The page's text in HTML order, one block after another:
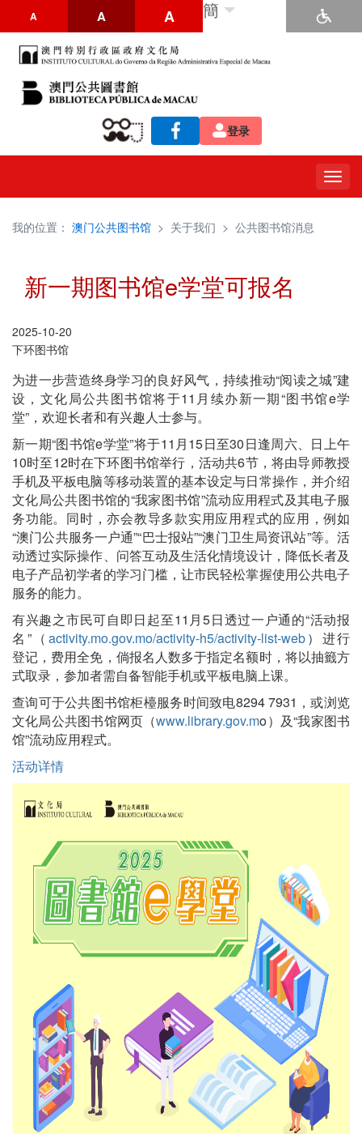
A A A 簡
登录
我的位置： 澳门公共图书馆 > 关于我们 > 公共图书馆消息
新一期图书馆e学堂可报名
2025-10-20
下环图书馆
为进一步营造终身学习的良好风气，持续推动“阅读之城”建
设，文化局公共图书馆将于11月续办新一期“图书馆e学
堂”，欢迎长者和有兴趣人士参与。
新一期“图书馆e学堂”将于11月15日至30日逢周六、日上午
10时至12时在下环图书馆举行，活动共6节，将由导师教授
手机及平板电脑等移动装置的基本设定与日常操作，并介绍
文化局公共图书馆的“我家图书馆”流动应用程式及其电子服
务功能。同时，亦会教导多款实用应用程式的应用，例如
“澳门公共服务一户通”“巴士报站”“澳门卫生局资讯站”等。活
动透过实际操作、问答互动及生活化情境设计，降低长者及
电子产品初学者的学习门槛，让市民轻松掌握使用公共电子
服务的能力。
有兴趣之市民可自即日起至11月5日透过一户通的“活动报
名”（ activity.mo.gov.mo/activity-h5/activity-list-web）进行
登记，费用全免，倘报名人数多于指定名额时，将以抽籤方
式取录，参加者需自备智能手机或平板电脑上课。
查询可于公共图书馆柜檯服务时间致电8294 7931，或浏览
文化局公共图书馆网页（www.library.gov.mo）及“我家图书
馆”流动应用程式。
活动详情